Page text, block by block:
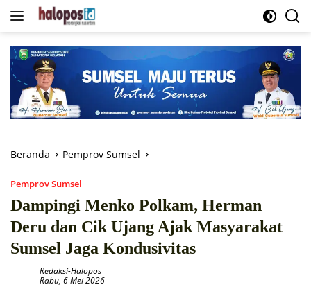
Langsung
Beranda Pemprov Sumsel
Pemprov Sumsel
Dampingi Menko Polkam, Herman
Deru dan Cik Ujang Ajak Masyarakat
Sumsel Jaga Kondusivitas
Redaksi-Halopos
Rabu, 6 Mei 2026